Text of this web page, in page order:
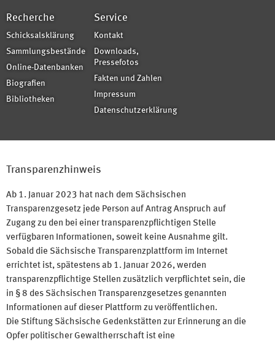
Recherche
Schicksalsklärung
Sammlungsbestände
Online-Datenbanken
Biografien
Bibliotheken
Service
Kontakt
Downloads,
Pressefotos
Fakten und Zahlen
Impressum
Datenschutzerklärung
Transparenzhinweis
Ab 1. Januar 2023 hat nach dem Sächsischen
Transparenzgesetz jede Person auf Antrag Anspruch auf
Zugang zu den bei einer transparenzpflichtigen Stelle
verfügbaren Informationen, soweit keine Ausnahme gilt.
Sobald die Sächsische Transparenzplattform im Internet
errichtet ist, spätestens ab 1. Januar 2026, werden
transparenzpflichtige Stellen zusätzlich verpflichtet sein, die
in § 8 des Sächsischen Transparenzgesetzes genannten
Informationen auf dieser Plattform zu veröffentlichen.
Die Stiftung Sächsische Gedenkstätten zur Erinnerung an die
Opfer politischer Gewaltherrschaft ist eine